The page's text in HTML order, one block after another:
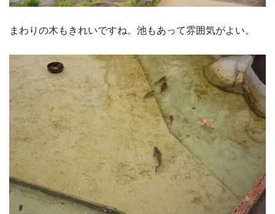
まわりの木もきれいですね。池もあって雰囲気がよい。